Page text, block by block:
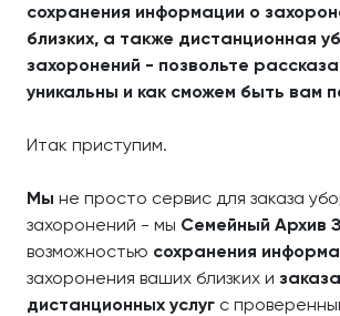
сохранения информации о
близких, а также дистанционная
захоронений - позвольте
уникальны и как сможем быть вам
Итак приступим.
Мы не просто сервис для заказа
захоронений - мы Семейный Архив
возможностью сохранения
захоронения ваших близких и заказа
дистанционных услуг с